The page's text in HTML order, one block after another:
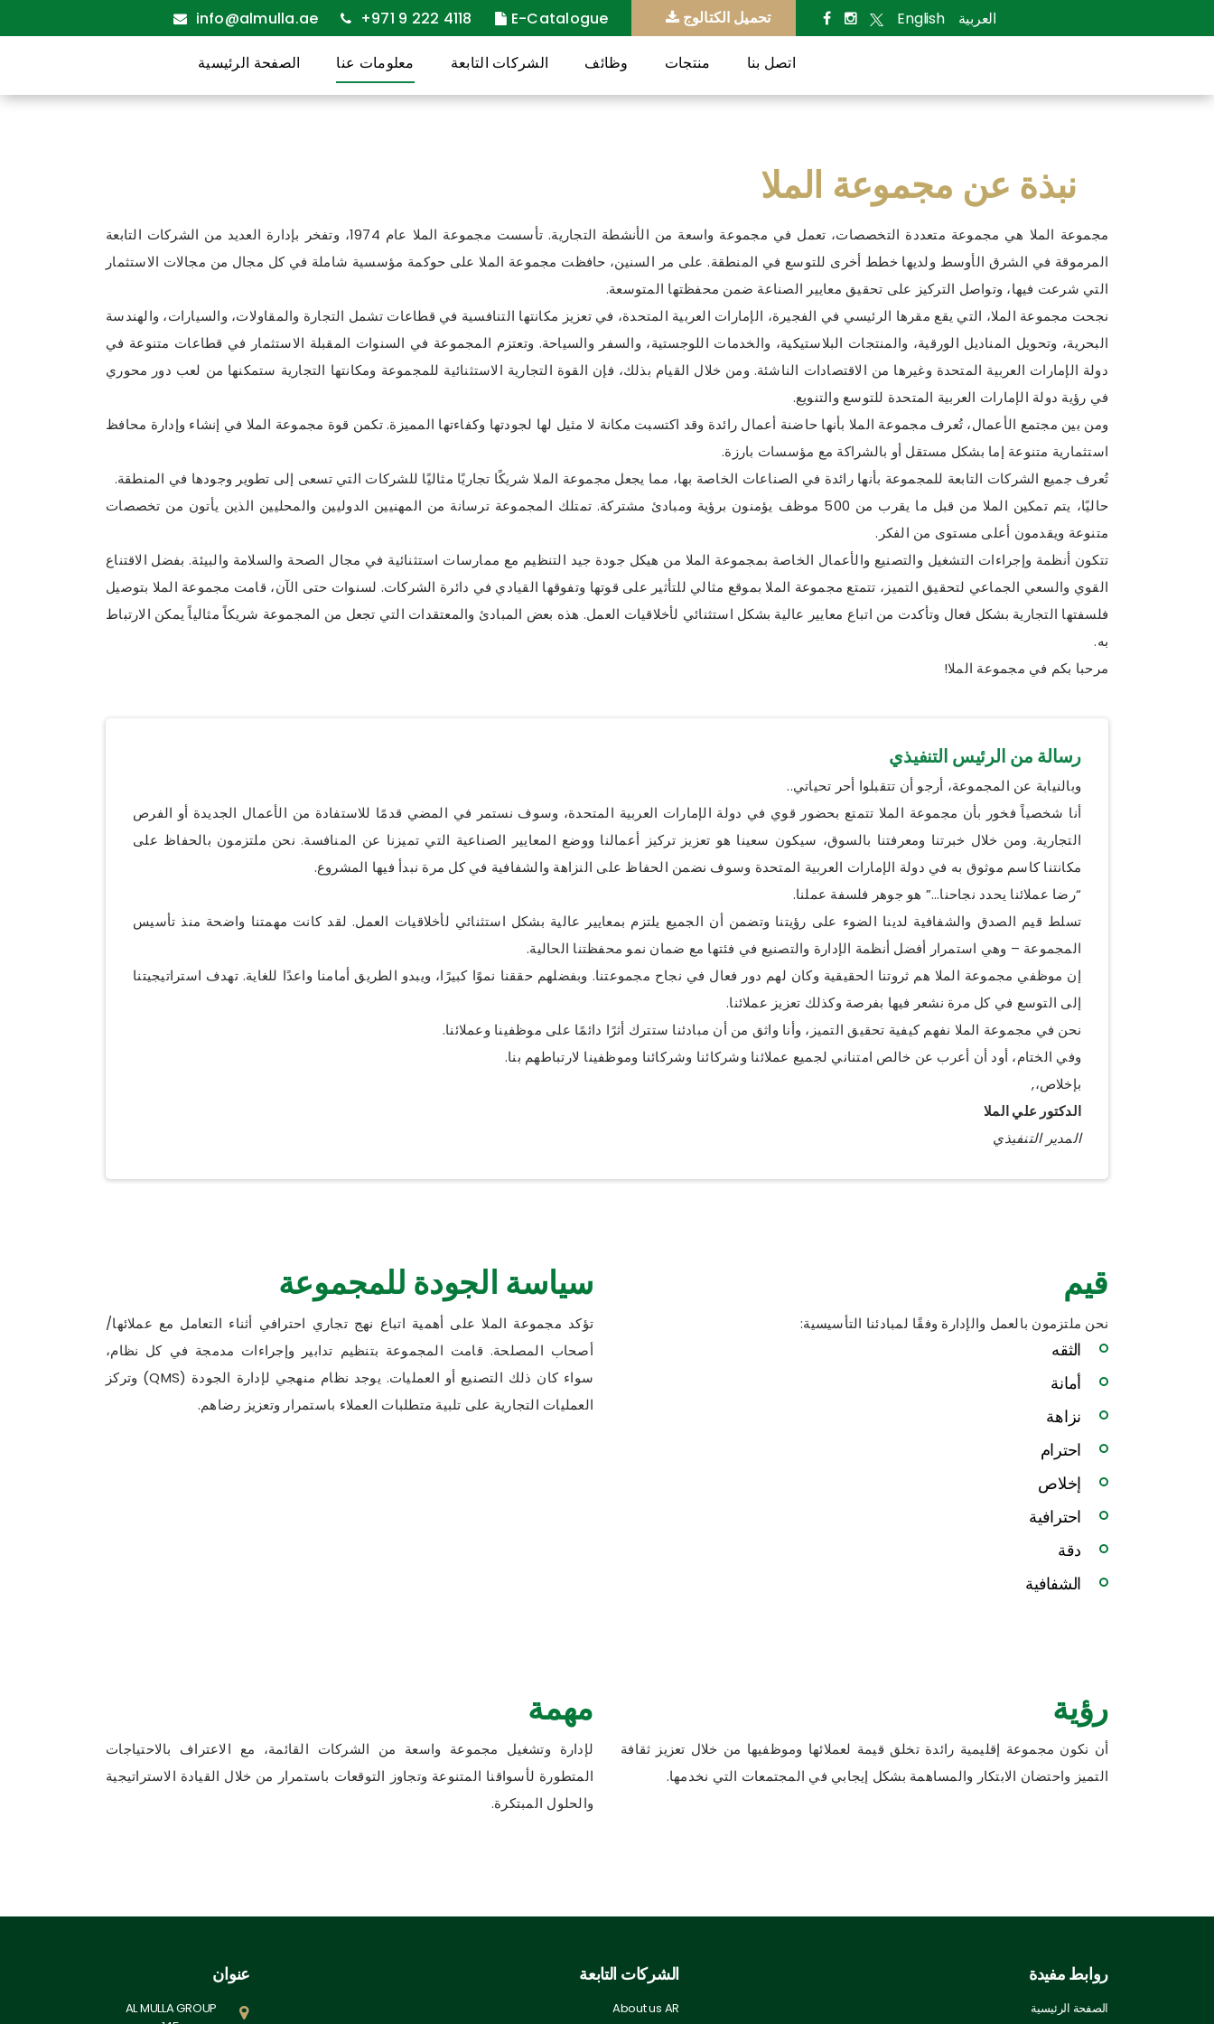
English العربية info@almulla.ae +971 9 222 4118 E-Catalogue تحميل الكتالوج
الصفحة الرئيسية معلومات عنا الشركات التابعة وظائف منتجات اتصل بنا
نبذة عن مجموعة الملا
مجموعة الملا هي مجموعة متعددة التخصصات، تعمل في مجموعة واسعة من الأنشطة التجارية. تأسست مجموعة الملا عام 1974، وتفخر بإدارة العديد من الشركات التابعة
المرموقة في الشرق الأوسط ولديها خطط أخرى للتوسع في المنطقة. على مر السنين، حافظت مجموعة الملا على حوكمة مؤسسية شاملة في كل مجال من مجالات الاستثمار
التي شرعت فيها، وتواصل التركيز على تحقيق معايير الصناعة ضمن محفظتها المتوسعة.
نجحت مجموعة الملا، التي يقع مقرها الرئيسي في الفجيرة، الإمارات العربية المتحدة، في تعزيز مكانتها التنافسية في قطاعات تشمل التجارة والمقاولات، والسيارات، والهندسة
البحرية، وتحويل المناديل الورقية، والمنتجات البلاستيكية، والخدمات اللوجستية، والسفر والسياحة. وتعتزم المجموعة في السنوات المقبلة الاستثمار في قطاعات متنوعة في
دولة الإمارات العربية المتحدة وغيرها من الاقتصادات الناشئة. ومن خلال القيام بذلك، فإن القوة التجارية الاستثنائية للمجموعة ومكانتها التجارية ستمكنها من لعب دور محوري
في رؤية دولة الإمارات العربية المتحدة للتوسع والتنويع.
ومن بين مجتمع الأعمال، تُعرف مجموعة الملا بأنها حاضنة أعمال رائدة وقد اكتسبت مكانة لا مثيل لها لجودتها وكفاءتها المميزة. تكمن قوة مجموعة الملا في إنشاء وإدارة محافظ
استثمارية متنوعة إما بشكل مستقل أو بالشراكة مع مؤسسات بارزة.
تُعرف جميع الشركات التابعة للمجموعة بأنها رائدة في الصناعات الخاصة بها، مما يجعل مجموعة الملا شريكًا تجاريًا مثاليًا للشركات التي تسعى إلى تطوير وجودها في المنطقة.
حاليًا، يتم تمكين الملا من قبل ما يقرب من 500 موظف يؤمنون برؤية ومبادئ مشتركة. تمتلك المجموعة ترسانة من المهنيين الدوليين والمحليين الذين يأتون من تخصصات
متنوعة ويقدمون أعلى مستوى من الفكر.
تتكون أنظمة وإجراءات التشغيل والتصنيع والأعمال الخاصة بمجموعة الملا من هيكل جودة جيد التنظيم مع ممارسات استثنائية في مجال الصحة والسلامة والبيئة. بفضل الاقتناع
القوي والسعي الجماعي لتحقيق التميز، تتمتع مجموعة الملا بموقع مثالي للتأثير على قوتها وتفوقها القيادي في دائرة الشركات. لسنوات حتى الآن، قامت مجموعة الملا بتوصيل
فلسفتها التجارية بشكل فعال وتأكدت من اتباع معايير عالية بشكل استثنائي لأخلاقيات العمل. هذه بعض المبادئ والمعتقدات التي تجعل من المجموعة شريكاً مثالياً يمكن الارتباط
به.
مرحبا بكم في مجموعة الملا!
رسالة من الرئيس التنفيذي
وبالنيابة عن المجموعة، أرجو أن تتقبلوا أحر تحياتي..
أنا شخصياً فخور بأن مجموعة الملا تتمتع بحضور قوي في دولة الإمارات العربية المتحدة، وسوف نستمر في المضي قدمًا للاستفادة من الأعمال الجديدة أو الفرص
التجارية. ومن خلال خبرتنا ومعرفتنا بالسوق، سيكون سعينا هو تعزيز تركيز أعمالنا ووضع المعايير الصناعية التي تميزنا عن المنافسة. نحن ملتزمون بالحفاظ على
مكانتنا كاسم موثوق به في دولة الإمارات العربية المتحدة وسوف نضمن الحفاظ على النزاهة والشفافية في كل مرة نبدأ فيها المشروع.
“رضا عملائنا يحدد نجاحنا…” هو جوهر فلسفة عملنا.
تسلط قيم الصدق والشفافية لدينا الضوء على رؤيتنا وتضمن أن الجميع يلتزم بمعايير عالية بشكل استثنائي لأخلاقيات العمل. لقد كانت مهمتنا واضحة منذ تأسيس
المجموعة – وهي استمرار أفضل أنظمة الإدارة والتصنيع في فئتها مع ضمان نمو محفظتنا الحالية.
إن موظفي مجموعة الملا هم ثروتنا الحقيقية وكان لهم دور فعال في نجاح مجموعتنا. وبفضلهم حققنا نموًا كبيرًا، ويبدو الطريق أمامنا واعدًا للغاية. تهدف استراتيجيتنا
إلى التوسع في كل مرة نشعر فيها بفرصة وكذلك تعزيز عملائنا.
نحن في مجموعة الملا نفهم كيفية تحقيق التميز، وأنا واثق من أن مبادئنا ستترك أثرًا دائمًا على موظفينا وعملائنا.
وفي الختام، أود أن أعرب عن خالص امتناني لجميع عملائنا وشركائنا وشركائنا وموظفينا لارتباطهم بنا.
بإخلاص،,
الدكتور علي الملا
المدير التنفيذي
قيم
نحن ملتزمون بالعمل والإدارة وفقًا لمبادئنا التأسيسية:
الثقه
أمانة
نزاهة
احترام
إخلاص
احترافية
دقة
الشفافية
سياسة الجودة للمجموعة
تؤكد مجموعة الملا على أهمية اتباع نهج تجاري احترافي أثناء التعامل مع عملائها/
أصحاب المصلحة. قامت المجموعة بتنظيم تدابير وإجراءات مدمجة في كل نظام،
سواء كان ذلك التصنيع أو العمليات. يوجد نظام منهجي لإدارة الجودة (QMS) وتركز
العمليات التجارية على تلبية متطلبات العملاء باستمرار وتعزيز رضاهم.
رؤية
أن نكون مجموعة إقليمية رائدة تخلق قيمة لعملائها وموظفيها من خلال تعزيز ثقافة
التميز واحتضان الابتكار والمساهمة بشكل إيجابي في المجتمعات التي نخدمها.
مهمة
لإدارة وتشغيل مجموعة واسعة من الشركات القائمة، مع الاعتراف بالاحتياجات
المتطورة لأسواقنا المتنوعة وتجاوز التوقعات باستمرار من خلال القيادة الاستراتيجية
والحلول المبتكرة.
روابط مفيدة
الصفحة الرئيسية
الشركات التابعة
About us AR
عنوان
AL MULLA GROUP